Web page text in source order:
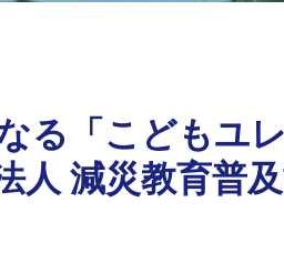
る「こどもユ
人 減災教育普